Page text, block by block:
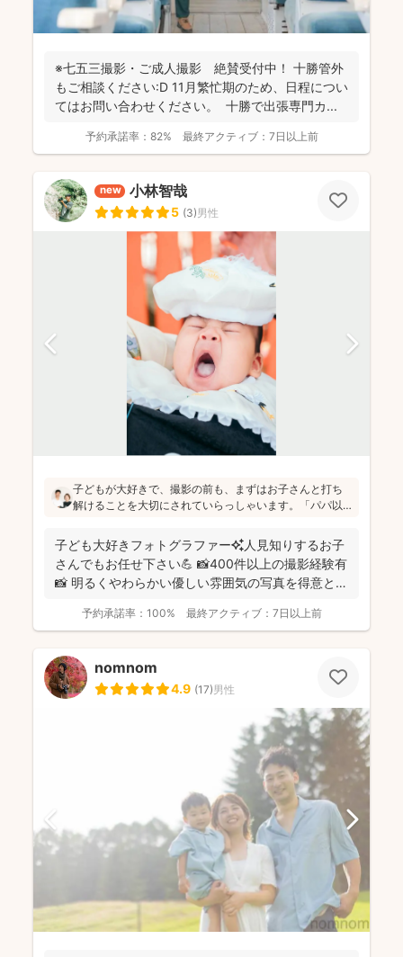
※七五三撮影・ご成人撮影 絶賛受付中！ 十勝管外
もご相談ください:D 11月繁忙期のため、日程につい
てはお問い合わせください。 十勝で出張専門カ...
予約承諾率： 82% 最終アクティブ： 7日以上前
new 小林智哉
5 (3)男性
子どもが大好きで、撮影の前も、まずはお子さんと打ち
解けることを大切にされていらっしゃいます。「パパ以
た！」というお声も！明るく優しい雰囲気の仕上がりの
写真をお求めの方にはぜひおすすめです♪
子ども大好きフォトグラファー✨人見知りするお子
さんでもお任せ下さい💪 📸400件以上の撮影経験有
📸 明るくやわらかい優しい雰囲気の写真を得意とし
予約承諾率： 100% 最終アクティブ： 7日以上前
nomnom
4.9 (17)男性